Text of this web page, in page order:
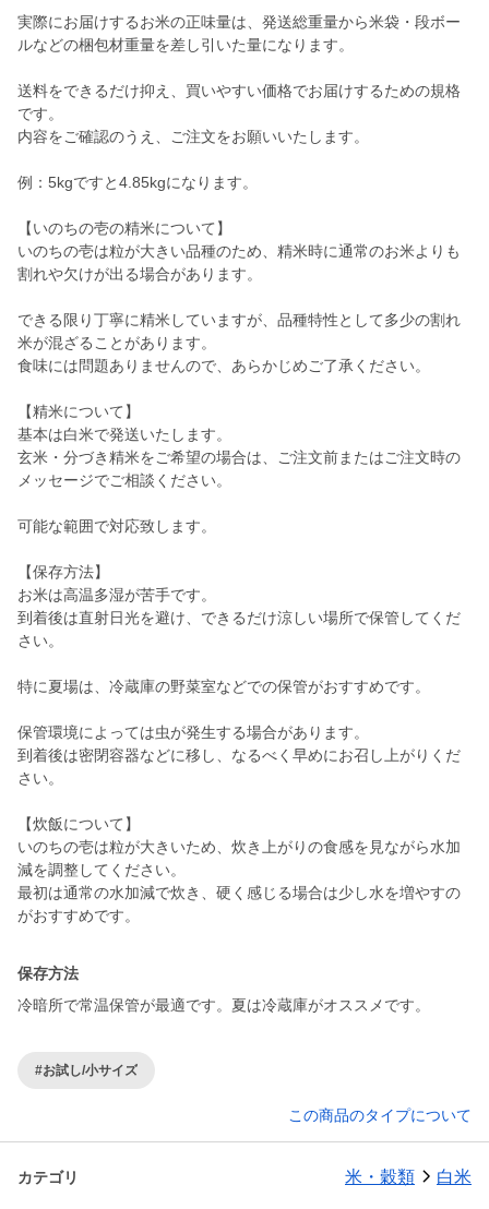
実際にお届けするお米の正味量は、発送総重量から米袋・段ボー
ルなどの梱包材重量を差し引いた量になります。
送料をできるだけ抑え、買いやすい価格でお届けするための規格
です。
内容をご確認のうえ、ご注文をお願いいたします。
例：5kgですと4.85kgになります。
【いのちの壱の精米について】
いのちの壱は粒が大きい品種のため、精米時に通常のお米よりも
割れや欠けが出る場合があります。
できる限り丁寧に精米していますが、品種特性として多少の割れ
米が混ざることがあります。
食味には問題ありませんので、あらかじめご了承ください。
【精米について】
基本は白米で発送いたします。
玄米・分づき精米をご希望の場合は、ご注文前またはご注文時の
メッセージでご相談ください。
可能な範囲で対応致します。
【保存方法】
お米は高温多湿が苦手です。
到着後は直射日光を避け、できるだけ涼しい場所で保管してくだ
さい。
特に夏場は、冷蔵庫の野菜室などでの保管がおすすめです。
保管環境によっては虫が発生する場合があります。
到着後は密閉容器などに移し、なるべく早めにお召し上がりくだ
さい。
【炊飯について】
いのちの壱は粒が大きいため、炊き上がりの食感を見ながら水加
減を調整してください。
最初は通常の水加減で炊き、硬く感じる場合は少し水を増やすの
がおすすめです。
保存方法
冷暗所で常温保管が最適です。夏は冷蔵庫がオススメです。
#お試し/小サイズ
この商品のタイプについて
カテゴリ 米・穀類 白米